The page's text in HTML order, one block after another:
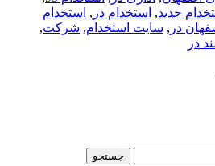
جدید, استخدام در , استخدام
در , سایت استخدام, شرکت,
در